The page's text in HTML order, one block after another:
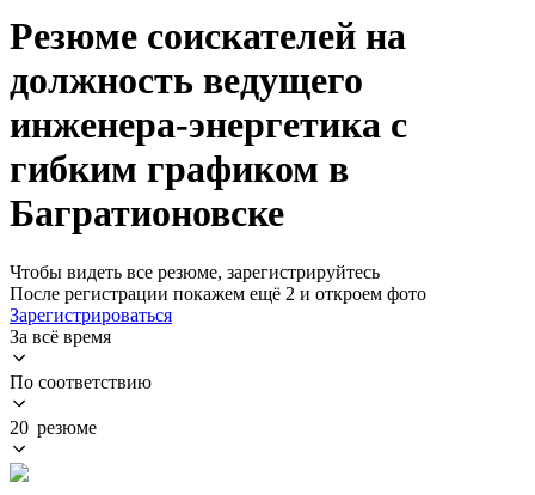
Резюме соискателей на
должность ведущего
инженера-энергетика с
гибким графиком в
Багратионовске
Чтобы видеть все резюме, зарегистрируйтесь
После регистрации покажем ещё 2 и откроем фото
Зарегистрироваться
За всё время
По соответствию
20 резюме